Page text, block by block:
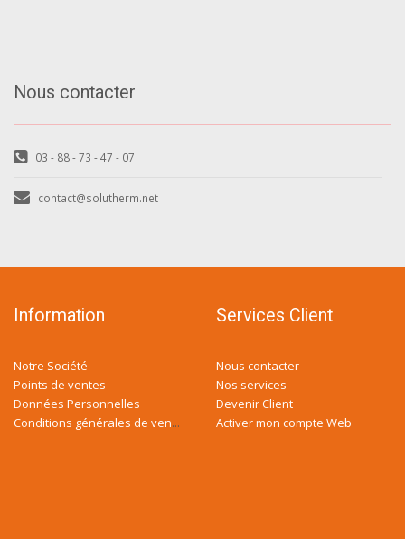
Nous contacter
03 - 88 - 73 - 47 - 07
contact@solutherm.net
Information
Notre Société
Points de ventes
Données Personnelles
Conditions générales de ventes
Services Client
Nous contacter
Nos services
Devenir Client
Activer mon compte Web